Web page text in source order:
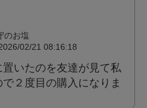
のお塩
02/21 08:16:18
いたのを友達が見て私
２度目の購入になりま